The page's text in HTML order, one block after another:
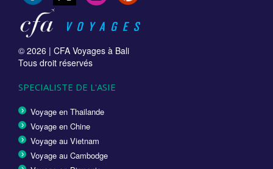
© 2026 | CFA Voyages à Bali
Tous droit réservés
SPECIALISTE DE L'ASIE
Voyage en Thailande
Voyage en Chine
Voyage au Vietnam
Voyage au Cambodge